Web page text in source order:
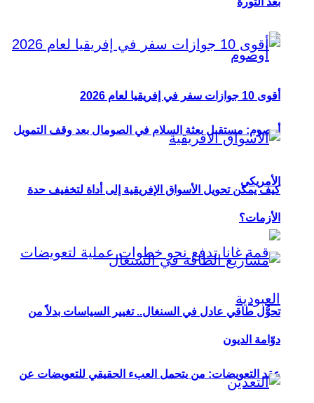
أوصوم: مستقبل بعثة السلام في الصومال بعد وقف التمويل
الأمريكي
عقد التعويضات: من يتحمل العبء الحقيقي للتعويضات عن
أقوى 10 جوازات سفر في إفريقيا لعام 2026
كيف يمكن تحويل الأسواق الإفريقية إلى أداة لتخفيف حدة
الأزمات؟
تحوُّل طاقي عادل في السنغال.. تغيير السياسات بدلاً من
دوّامة الديون